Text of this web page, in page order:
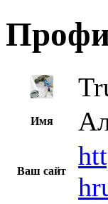
Имя
Ваш сайт